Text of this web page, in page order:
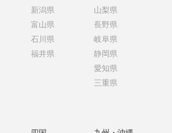
新潟県
富山県
石川県
福井県
山梨県
長野県
岐阜県
静岡県
愛知県
三重県